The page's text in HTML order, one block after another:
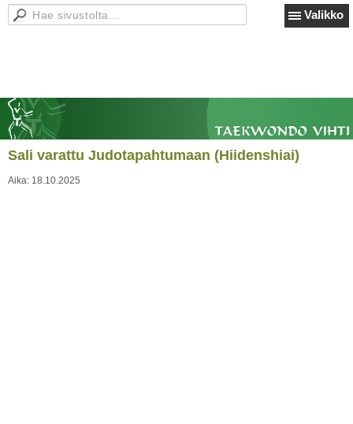
Valikko
Sali varattu Judotapahtumaan (Hiidenshiai)
Aika: 18.10.2025